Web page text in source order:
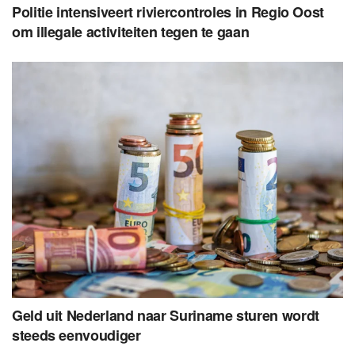
Politie intensiveert riviercontroles in Regio Oost
om illegale activiteiten tegen te gaan
Geld uit Nederland naar Suriname sturen wordt
steeds eenvoudiger